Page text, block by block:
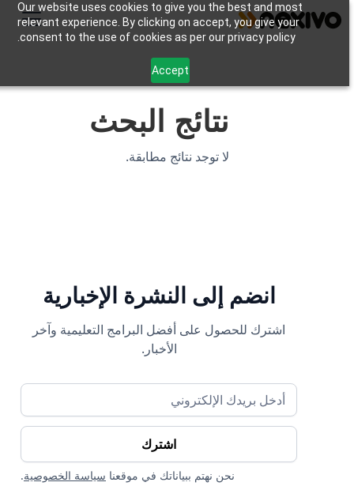
Our website uses cookies to give you the best and most
relevant experience. By clicking on accept, you give your
consent to the use of cookies as per our privacy policy.
Accept
نتائج البحث
لا توجد نتائج مطابقة.
انضم إلى النشرة الإخبارية
اشترك للحصول على أفضل البرامج التعليمية وآخر
الأخبار.
نحن نهتم ببياناتك في موقعناسياسة الخصوصية.